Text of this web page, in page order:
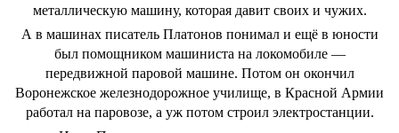
металлическую машину, которая давит своих и чужих.
А в машинах писатель Платонов понимал и ещё в юности
был помощником машиниста на локомобиле —
передвижной паровой машине. Потом он окончил
Воронежское железнодорожное училище, в Красной Армии
работал на паровозе, а уж потом строил электростанции.